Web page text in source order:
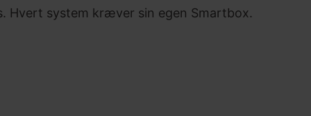
Hvert system kræver sin egen Smartbox.